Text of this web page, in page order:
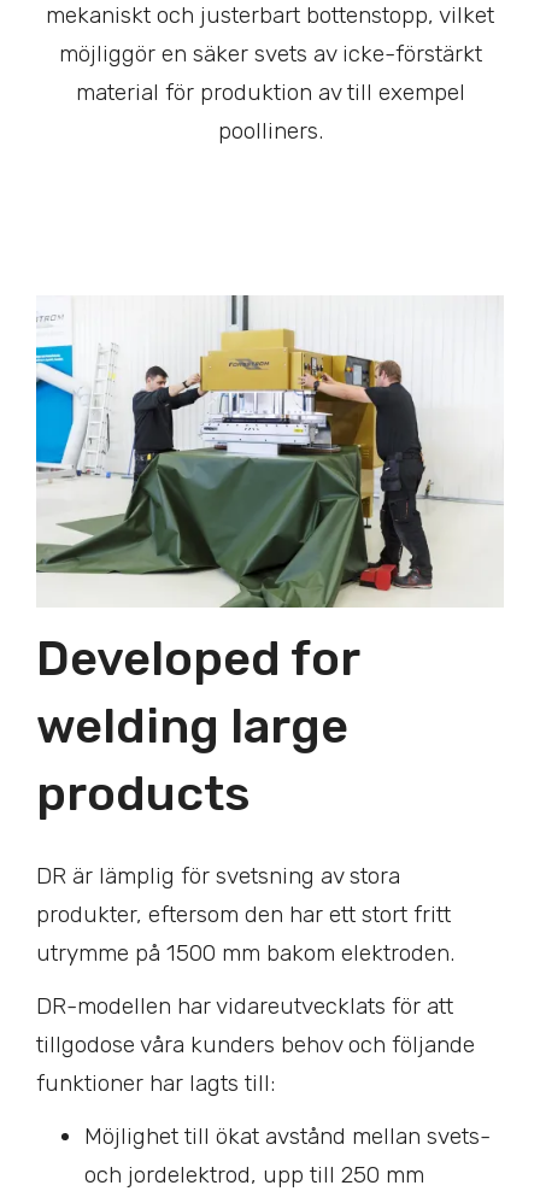
mekaniskt och justerbart bottenstopp, vilket
möjliggör en säker svets av icke-förstärkt
material för produktion av till exempel
poolliners.
Developed for
welding large
products
DR är lämplig för svetsning av stora
produkter, eftersom den har ett stort fritt
utrymme på 1500 mm bakom elektroden.
DR-modellen har vidareutvecklats för att
tillgodose våra kunders behov och följande
funktioner har lagts till:
Möjlighet till ökat avstånd mellan svets-
och jordelektrod, upp till 250 mm